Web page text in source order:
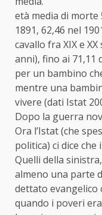
età media di morte
1891, 62,46 nel
cavallo fra XIX e
anni), fino ai 71,11
per un bambino
mentre una
vivere (dati Istat
Dopo la guerra
Ora l’Istat (che
politica) ci dice
Quelli della
almeno una parte
dettato evangelico
quando i poveri